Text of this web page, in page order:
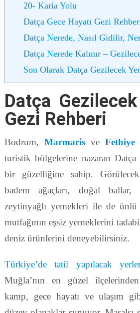
20- Karia Yolu
Datça Gece Hayatı Gezi
Datça Nerede, Nasıl Gidilir,
Datça Nerede Kalınır –
Son Olarak Datça Gezilecek
Datça
Gezi Rehberi
Bodrum, Marmarisve Fethiye
turistik bölgelerine nazaran
bir güzelliğine sahip.
badem ağaçları, doğal ballar,
zeytinyağlı yemekleri ile de
mutfağının eşsiz yemeklerini
deniz ürünlerini deneyebilirsiniz.
Türkiye’de tatil yapılacak
Muğla’nın en güzel
kamp, gece hayatı ve ulaşım